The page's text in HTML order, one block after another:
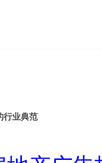
行业典范